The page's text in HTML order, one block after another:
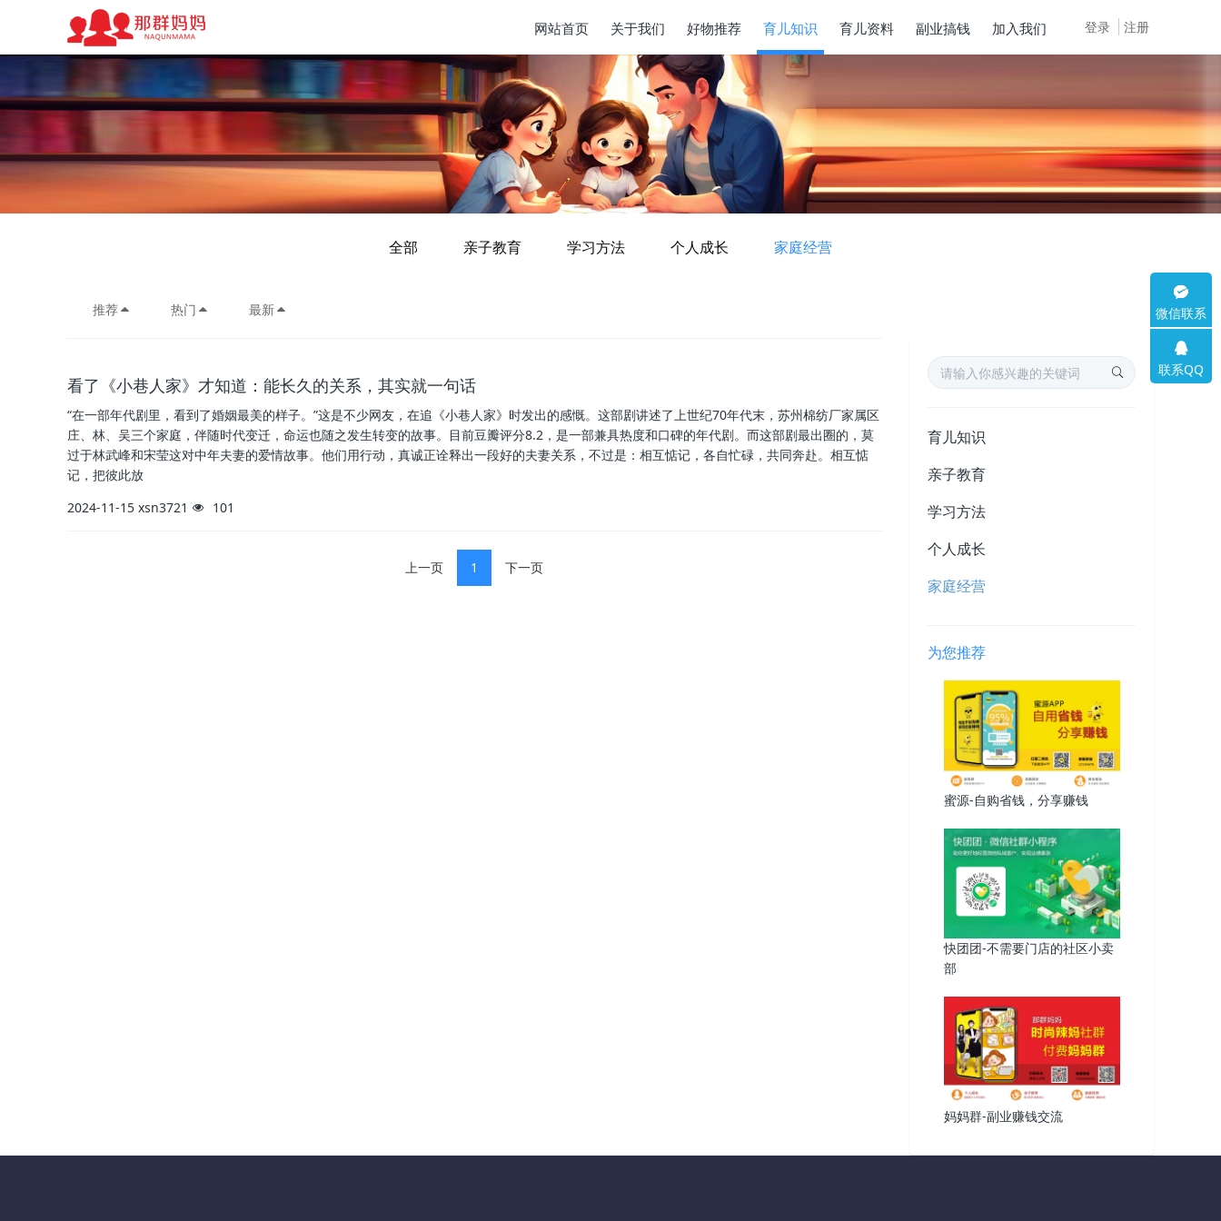
登录 注册
网站首页 关于我们 好物推荐 育儿知识 育儿资料 副业搞钱 加入我们
全部 亲子教育 学习方法 个人成长 家庭经营
推荐 热门 最新
看了《小巷人家》才知道：能长久的关系，其实就一句话
“在一部年代剧里，看到了婚姻最美的样子。”这是不少网友，在追《小巷人家》时发出的感慨。这部剧讲述了上世纪70年代末，苏州棉纺厂家属区
庄、林、吴三个家庭，伴随时代变迁，命运也随之发生转变的故事。目前豆瓣评分8.2，是一部兼具热度和口碑的年代剧。而这部剧最出圈的，莫
过于林武峰和宋莹这对中年夫妻的爱情故事。他们用行动，真诚正诠释出一段好的夫妻关系，不过是：相互惦记，各自忙碌，共同奔赴。相互惦
记，把彼此放
2024-11-15 xsn3721 101
上一页 1 下一页
育儿知识
亲子教育
学习方法
个人成长
家庭经营
为您推荐
蜜源-自购省钱，分享赚钱
快团团-不需要门店的社区小卖
部
妈妈群-副业赚钱交流
微信联系
联系QQ